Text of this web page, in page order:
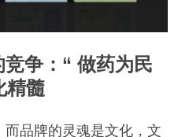
争：“ 做药为民
精髓
品牌的灵魂是文化，文